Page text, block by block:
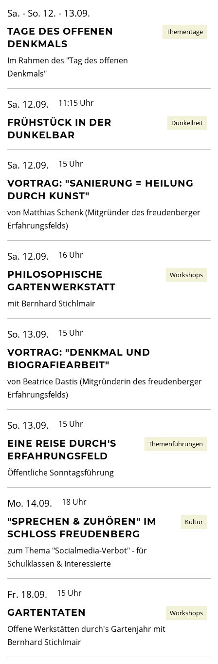
Sa. - So. 12. - 13.09.
TAGE DES OFFENEN
DENKMALS
Im Rahmen des "Tag des offenen
Denkmals"
Thementage
Sa. 12.09. 11:15 Uhr
FRÜHSTÜCK IN DER
DUNKELBAR
Dunkelheit
Sa. 12.09. 15 Uhr
VORTRAG: "SANIERUNG = HEILUNG
DURCH KUNST"
von Matthias Schenk (Mitgründer des freudenberger
Erfahrungsfelds)
Sa. 12.09. 16 Uhr
PHILOSOPHISCHE
GARTENWERKSTATT
mit Bernhard Stichlmair
Workshops
So. 13.09. 15 Uhr
VORTRAG: "DENKMAL UND
BIOGRAFIEARBEIT"
von Beatrice Dastis (Mitgründerin des freudenberger
Erfahrungsfelds)
So. 13.09. 15 Uhr
EINE REISE DURCH'S
ERFAHRUNGSFELD
Öffentliche Sonntagsführung
Themenführungen
Mo. 14.09. 18 Uhr
"SPRECHEN & ZUHÖREN" IM
SCHLOSS FREUDENBERG
zum Thema "Socialmedia-Verbot" - für
Schulklassen & Interessierte
Kultur
Fr. 18.09. 15 Uhr
GARTENTATEN
Offene Werkstätten durch's Gartenjahr mit
Bernhard Stichlmair
Workshops